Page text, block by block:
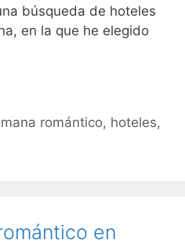
búsqueda de hoteles
en la que he elegido
romántico, hoteles,
en